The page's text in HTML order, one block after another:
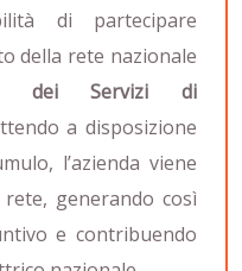
di partecipare
della rete nazionale
dei Servizi di
a disposizione
l’azienda viene
generando così
e contribuendo